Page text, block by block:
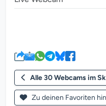
Alle 30 Webcams im
Zu deinen Favoriten